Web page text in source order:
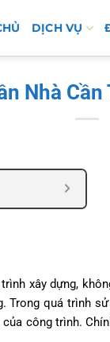
DỊCH VỤ
Nhà
xây dựng,
quá trình
công trình.